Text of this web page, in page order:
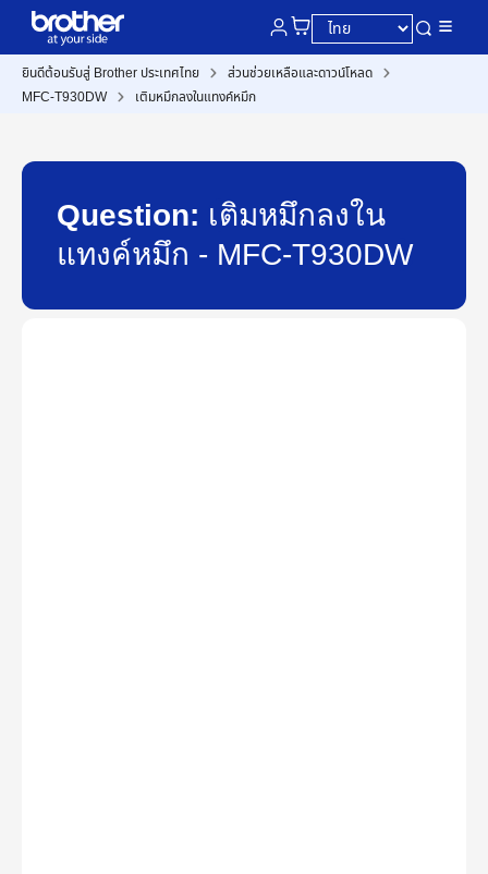
ยินดีต้อนรับสู่ Brother ประเทศไทย
ส่วนช่วยเหลือและดาวน์โหลด
MFC-T930DW
เติมหมึกลงในแทงค์หมึก
Question: เติมหมึกลงใน
แทงค์หมึก - MFC-T930DW